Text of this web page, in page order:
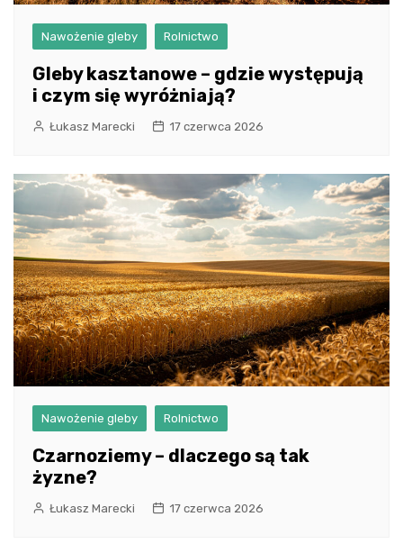
Nawożenie gleby Rolnictwo
Gleby kasztanowe – gdzie występują
i czym się wyróżniają?
Łukasz Marecki 17 czerwca 2026
Nawożenie gleby Rolnictwo
Czarnoziemy – dlaczego są tak
żyzne?
Łukasz Marecki 17 czerwca 2026